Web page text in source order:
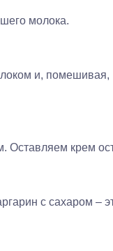
молока.
и,
крем
с сахаром –